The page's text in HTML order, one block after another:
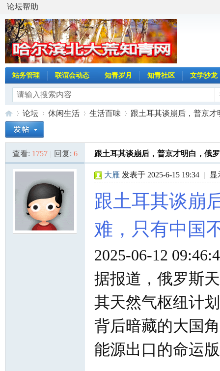
论坛帮助
站务管理 联谊会动态 知青岁月 知青社区 文学沙龙
哈»
论坛
›
休闲生活 生活百味
›
跟土耳其谈崩后，普京
查看: 1757 | 回复: 6 跟土耳其谈崩后，普京才明白，俄
大雁 发表于 2025-6-15 19:34 | 显
跟土耳其谈崩
难，只有中国
2025-06-12
据报道，俄罗斯
其天然气枢纽计
背后暗藏的大国
能源出口的命运